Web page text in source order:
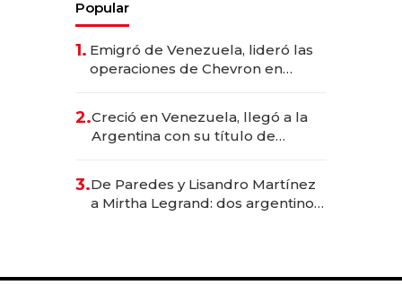
Popular
1. Emigró de Venezuela, lideró las
operaciones de Chevron en
2.Creció en Venezuela, llegó a la
Argentina con su título de
las marcas "fast premium"
3.De Paredes y Lisandro Martínez
a Mirtha Legrand: dos argentinos